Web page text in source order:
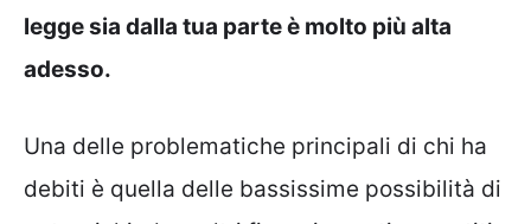
legge sia dalla tua parte è molto più alta
adesso.
Una delle problematiche principali di chi ha
debiti è quella delle bassissime possibilità di